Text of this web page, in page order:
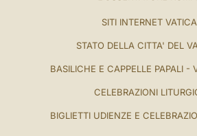
SITI INTERNET
STATO DELLA CITTA' DEL
BASILICHE E CAPPELLE PAPALI -
CELEBRAZIONI
BIGLIETTI UDIENZE E